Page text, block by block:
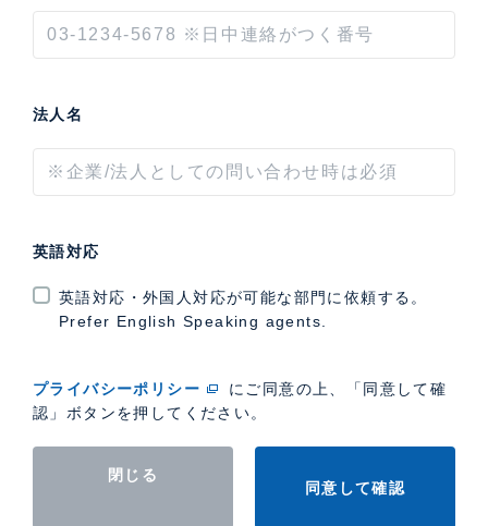
法人名
英語対応
英語対応・外国人対応が可能な部門に依頼する。
Prefer English Speaking agents.
プライバシーポリシー
にご同意の上、「同意して確
認」ボタンを押してください。
閉じる
同意して確認